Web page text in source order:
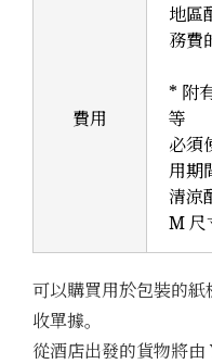
費用
地區
務費
* 附
等
必須
用期
清涼
M 尺
可以購買用於包裝的
收單據。
從酒店出發的貨物將